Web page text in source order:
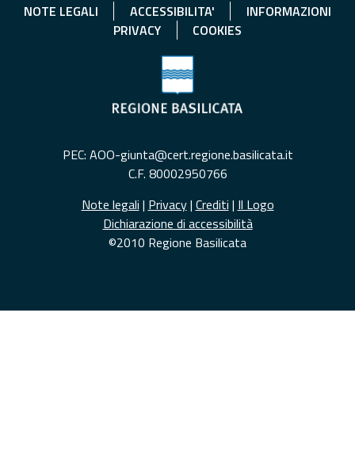
NOTE LEGALI ACCESSIBILITA'
INFORMAZIONI
PRIVACY
COOKIES
PEC: AOO-giunta@cert.regione.basilicata.it
C.F. 80002950766
Note legali | Privacy| Crediti | Il Logo
Dichiarazione di accessibilità
©2010 Regione Basilicata